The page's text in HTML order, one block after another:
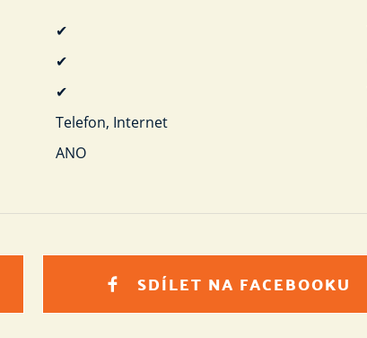
✔
✔
✔
Telefon, Internet
ANO
SDÍLET NA FACEBOOKU